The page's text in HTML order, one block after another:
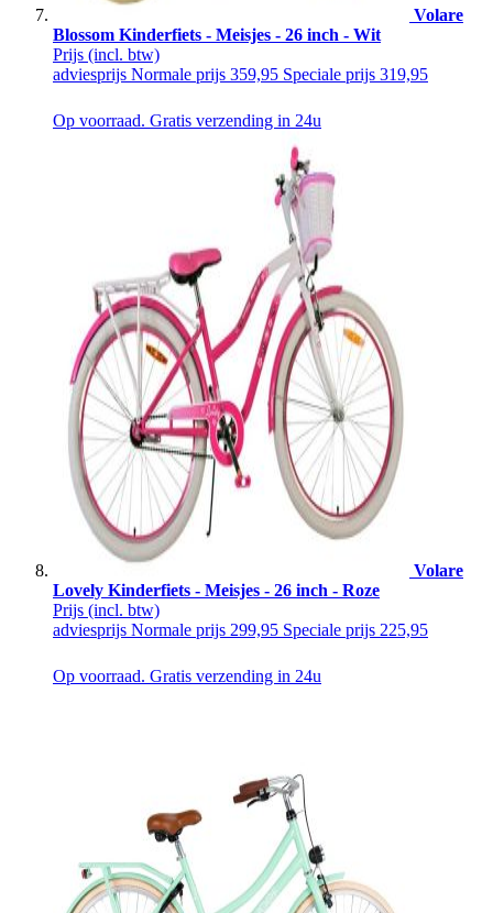
Volare
Blossom Kinderfiets - Meisjes - 26 inch - Wit
Prijs (incl. btw)
adviesprijs Normale prijs 359,95 Speciale prijs 319,95
Op voorraad. Gratis verzending in 24u
Volare
Lovely Kinderfiets - Meisjes - 26 inch - Roze
Prijs (incl. btw)
adviesprijs Normale prijs 299,95 Speciale prijs 225,95
Op voorraad. Gratis verzending in 24u